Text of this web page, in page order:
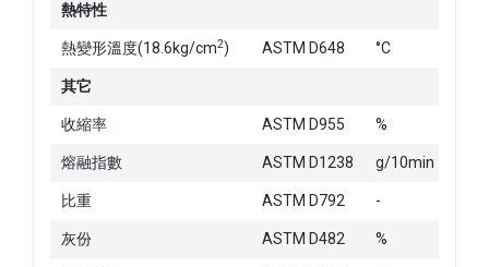
熱特性
熱變形溫度(18.6kg/cm2) ASTM D648 °C
其它
收縮率 ASTM D955 %
熔融指數 ASTM D1238 g/10min
比重 ASTM D792 -
灰份 ASTM D482 %